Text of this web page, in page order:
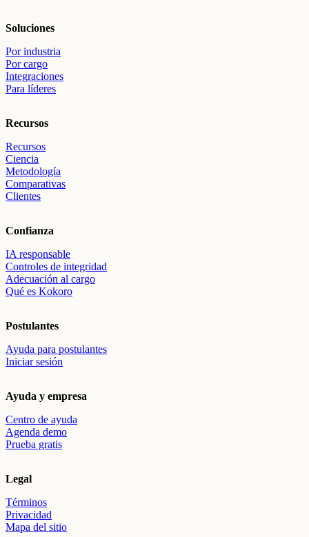
Soluciones
Por industria
Por cargo
Integraciones
Para líderes
Recursos
Recursos
Ciencia
Metodología
Comparativas
Clientes
Confianza
IA responsable
Controles de integridad
Adecuación al cargo
Qué es Kokoro
Postulantes
Ayuda para postulantes
Iniciar sesión
Ayuda y empresa
Centro de ayuda
Agenda demo
Prueba gratis
Legal
Términos
Privacidad
Mapa del sitio